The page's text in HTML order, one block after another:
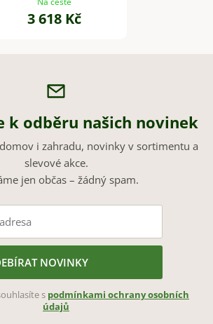
3 618 Kč
k odběru našich novinek
i zahradu, novinky v sortimentu a
slevové akce.
jen občas – žádný spam.
NOVINKY
s podmínkami ochrany osobních
údajů